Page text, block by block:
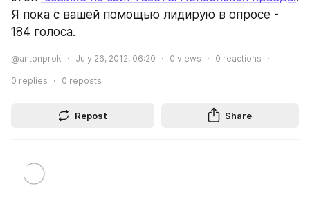
Я пока с вашей помощью лидирую в опросе -
184 голоса.
@antonprok July 26, 2012, 06:20 0 views 0 reactions
0 replies 0 reposts
Repost Share